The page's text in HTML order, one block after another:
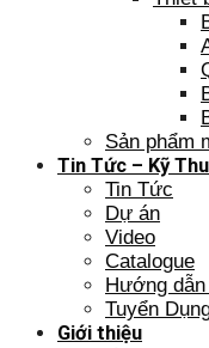
Sản phẩm
Tin Tức – Kỹ
Tin Tức
Dự án
Video
Catalogue
Hướng
Tuyển
Giới thiệu